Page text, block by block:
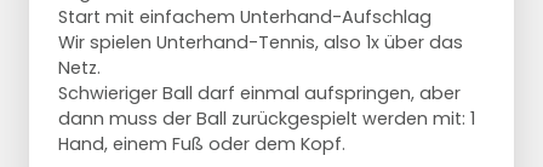
anstatt von Spieler 1 geschlagen zu werden.
Spieler 1 kann eine gezieltere Aufgabe
erhalten.
Verwenden Sie einen Zuspieler anstelle des
Trainers, der den Ball fängt und wirft.
Verkleinern Sie die Angriffsbereiche, um die
Start mit einfachem Unterhand-Aufschlag
Wir spielen Unterhand-Tennis, also 1x über das
Netz.
Schwieriger Ball darf einmal aufspringen, aber
dann muss der Ball zurückgespielt werden mit: 1
Hand, einem Fuß oder dem Kopf.